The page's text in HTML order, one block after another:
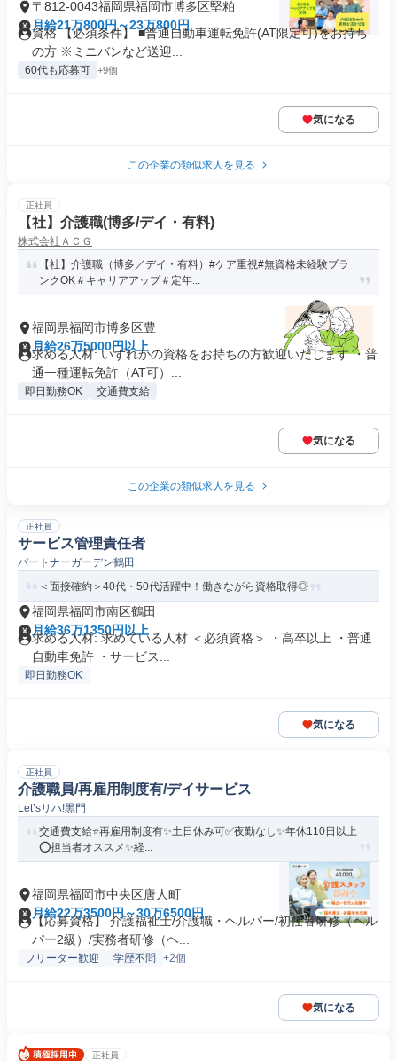
〒812-0043福岡県福岡市博多区堅粕
月給21万800円～23万800円
資格 【必須条件】 ■普通自動車運転免許(AT限定可)をお持ち
の方 ※ミニバンなど送迎...
60代も応募可 +9個
気になる
この企業の類似求人を見る
正社員
【社】介護職(博多/デイ・有料)
株式会社ＡＣＧ
【社】介護職（博多／デイ・有料）#ケア重視#無資格未経験ブラ
ンクOK＃キャリアアップ＃定年...
福岡県福岡市博多区豊
月給26万5000円以上
求める人材: いずれかの資格をお持ちの方歓迎いたします ・普
通一種運転免許（AT可）...
即日勤務OK 交通費支給
気になる
この企業の類似求人を見る
正社員
サービス管理責任者
パートナーガーデン鶴田
＜面接確約＞40代・50代活躍中！働きながら資格取得◎
福岡県福岡市南区鶴田
月給36万1350円以上
求める人材: 求めている人材 ＜必須資格＞ ・高卒以上 ・普通
自動車免許 ・サービス...
即日勤務OK
気になる
正社員
介護職員/再雇用制度有/デイサービス
Let’sリハ!黒門
交通費支給⭐️再雇用制度有✨土日休み可✅️夜勤なし✨年休110日以上
⭕️担当者オススメ✨経...
福岡県福岡市中央区唐人町
月給22万3500円～30万6500円
【応募資格】 介護福祉士/介護職・ヘルパー/初任者研修（ヘル
パー2級）/実務者研修（ヘ...
フリーター歓迎 学歴不問 +2個
気になる
正社員